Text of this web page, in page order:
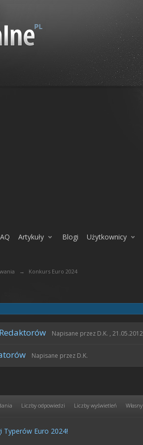
Artykuły Blogi Użytkownicy
→ Konkurs Euro 2024
Napisane przez D.K. , 21.05.2012
Napisane przez D.K.
Liczby odpowiedzi Liczby wyświetleń Własny
Typerów Euro 2024!